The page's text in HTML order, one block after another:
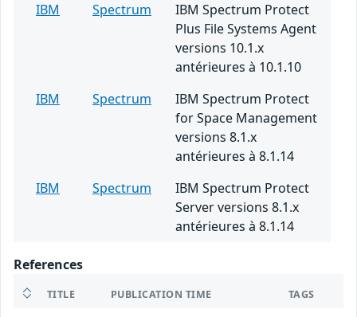
IBM
Spectrum
IBM Spectrum Protect
Plus File Systems Agent
versions 10.1.x
antérieures à 10.1.10
IBM
Spectrum
IBM Spectrum Protect
for Space Management
versions 8.1.x
antérieures à 8.1.14
IBM
Spectrum
IBM Spectrum Protect
Server versions 8.1.x
antérieures à 8.1.14
References
TITLE PUBLICATION TIME TAGS